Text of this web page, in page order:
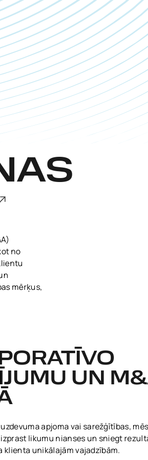
no
mērķus,
UN
apjoma vai sarežģītības,
likumu nianses un sniegt
klienta unikālajām vajadzībām.